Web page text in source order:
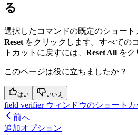
る
選択したコマンドの既定のショート
Reset をクリックします。すべての
トカットに戻すには、 Reset All をク
このページは役に立ちましたか？
はい いいえ
field verifier ウィンドウのショート
前へ
追加オプション